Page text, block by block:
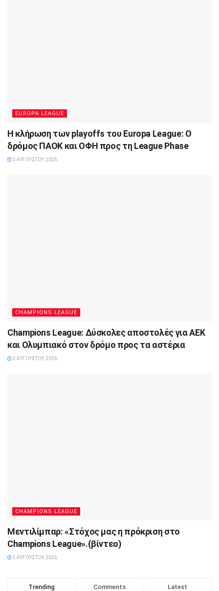
EUROPA LEAGUE
Η κλήρωση των playoffs του Europa League: Ο
δρόμος ΠΑΟΚ και ΟΦΗ προς τη League Phase
3 ΑΥΓΟΎΣΤΟΥ, 2026
CHAMPIONS LEAGUE
Champions League: Δύσκολες αποστολές για ΑΕΚ
και Ολυμπιακό στον δρόμο προς τα αστέρια
3 ΑΥΓΟΎΣΤΟΥ, 2026
CHAMPIONS LEAGUE
Μεντιλίμπαρ: «Στόχος μας η πρόκριση στο
Champions League».(βίντεο)
3 ΑΥΓΟΎΣΤΟΥ, 2026
Trending Comments Latest